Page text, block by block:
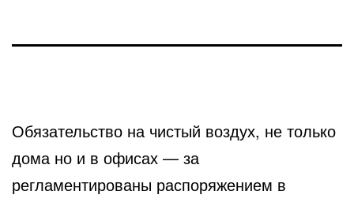
Обязательство на чистый воздух, не только
дома но и в офисах — за
регламентированы распоряжением в